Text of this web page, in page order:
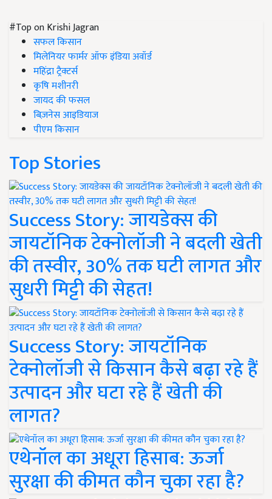
#Top on Krishi Jagran
सफल किसान
मिलेनियर फार्मर ऑफ इंडिया अवॉर्ड
महिंद्रा ट्रैक्टर्स
कृषि मशीनरी
जायद की फसल
बिज़नेस आइडियाज
पीएम किसान
Top Stories
Success Story: जायडेक्स की
जायटॉनिक टेक्नोलॉजी ने बदली खेती
की तस्वीर, 30% तक घटी लागत और
सुधरी मिट्टी की सेहत!
Success Story: जायटॉनिक
टेक्नोलॉजी से किसान कैसे बढ़ा रहे हैं
उत्पादन और घटा रहे हैं खेती की
लागत?
एथेनॉल का अधूरा हिसाब: ऊर्जा
सुरक्षा की कीमत कौन चुका रहा है?